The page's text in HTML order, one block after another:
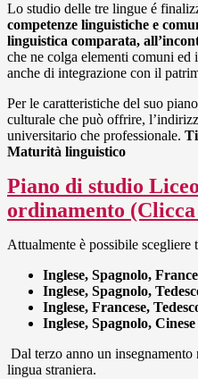
Lo studio delle tre lingue é
competenze linguistiche e
linguistica comparata,
che ne colga elementi comuni
anche di integrazione con il
Per le caratteristiche del suo
culturale che può offrire,
universitario che professionale.
Maturità linguistico
Piano di studio
ordinamento
Attualmente è possibile
Inglese, Spagnolo,
Inglese, Spagnolo,
Inglese, Francese,
Inglese, Spagnolo, Cinese
Dal terzo anno un
lingua straniera.